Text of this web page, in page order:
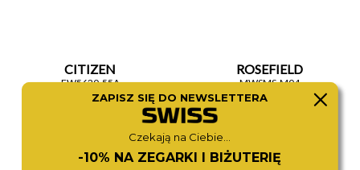
CITIZEN
EW5620-55A
1 570,-
ROSEFIELD
MWSMS-M04
590,-
ZAPISZ SIĘ DO NEWSLETTERA
Czekają na Ciebie...
-10% NA ZEGARKI I BIŻUTERIĘ